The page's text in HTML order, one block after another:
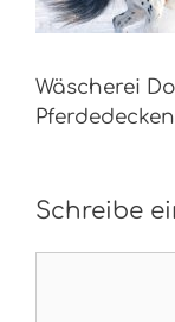
Wäscherei
Schreibe